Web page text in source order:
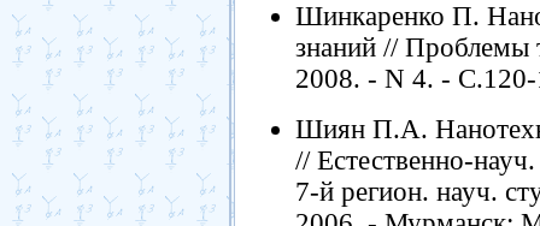
Шинкаренко П.
знаний // Проблемы
2008. - N 4. -
Шиян П.А.
// Естественно-
7-й регион. науч.